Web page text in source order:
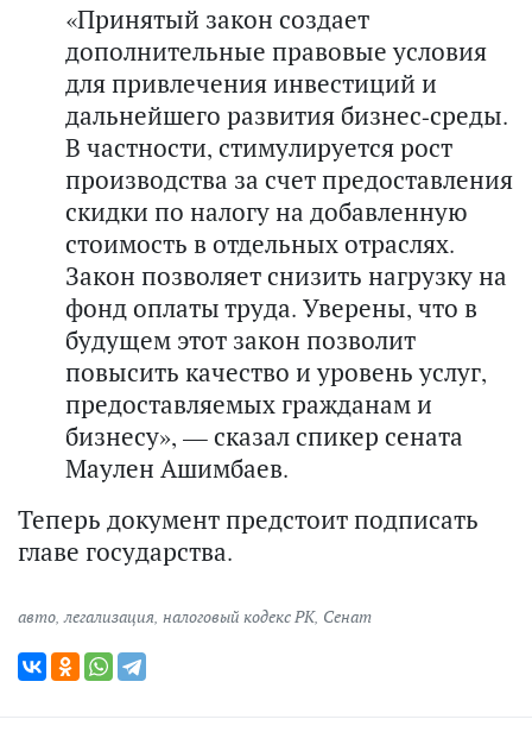
«Принятый закон создает
дополнительные правовые условия
для привлечения инвестиций и
дальнейшего развития бизнес-среды.
В частности, стимулируется рост
производства за счет предоставления
скидки по налогу на добавленную
стоимость в отдельных отраслях.
Закон позволяет снизить нагрузку на
фонд оплаты труда. Уверены, что в
будущем этот закон позволит
повысить качество и уровень услуг,
предоставляемых гражданам и
бизнесу», — сказал спикер сената
Маулен Ашимбаев.
Теперь документ предстоит подписать
главе государства.
авто ,легализация налоговый кодекс РК, Сенат